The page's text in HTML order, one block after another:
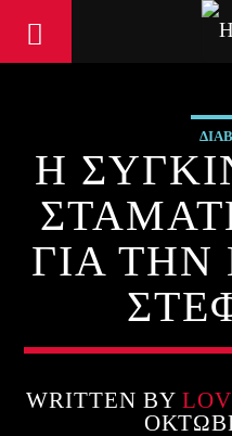
Η
ΓΙΑ
WRITTEN BY